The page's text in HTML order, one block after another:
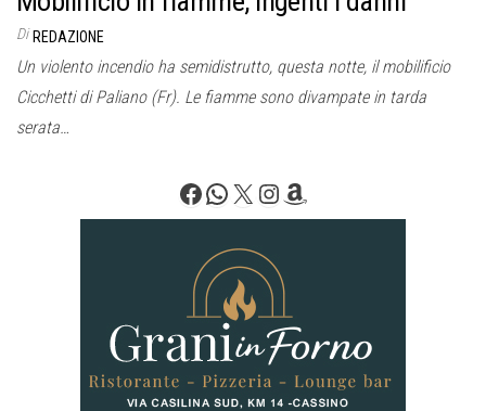
Di REDAZIONE
Un violento incendio ha semidistrutto, questa notte, il mobilificio
Cicchetti di Paliano (Fr). Le fiamme sono divampate in tarda
serata…
Facebook
WhatsApp
X Instagram
Amazon